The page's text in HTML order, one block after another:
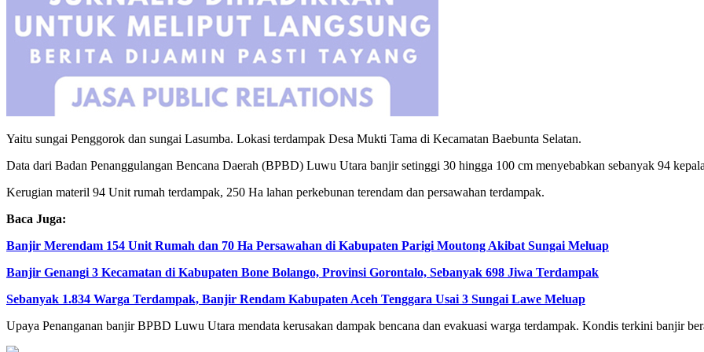
Yaitu sungai Penggorok dan sungai Lasumba. Lokasi terdampak Desa Mukti Tama di Kecamatan Baebunta Selatan.
Data dari Badan Penanggulangan Bencana Daerah (BPBD) Luwu Utara banjir setinggi 30 hingga 100 cm menyebabkan sebanyak 94
Kerugian materil 94 Unit rumah terdampak, 250 Ha lahan perkebunan terendam dan persawahan terdampak.
Baca Juga:
Banjir Merendam 154 Unit Rumah dan 70 Ha Persawahan di Kabupaten Parigi Moutong Akibat Sungai Meluap
Banjir Genangi 3 Kecamatan di Kabupaten Bone Bolango, Provinsi Gorontalo, Sebanyak 698 Jiwa Terdampak
Sebanyak 1.834 Warga Terdampak, Banjir Rendam Kabupaten Aceh Tenggara Usai 3 Sungai Lawe Meluap
Upaya Penanganan banjir BPBD Luwu Utara mendata kerusakan dampak bencana dan evakuasi warga terdampak. Kondis terkini banjir